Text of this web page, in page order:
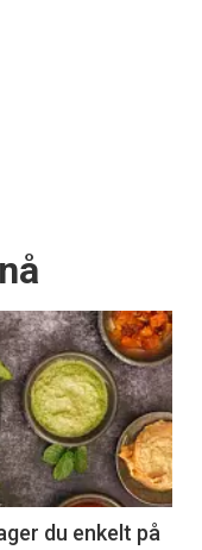
du enkelt på